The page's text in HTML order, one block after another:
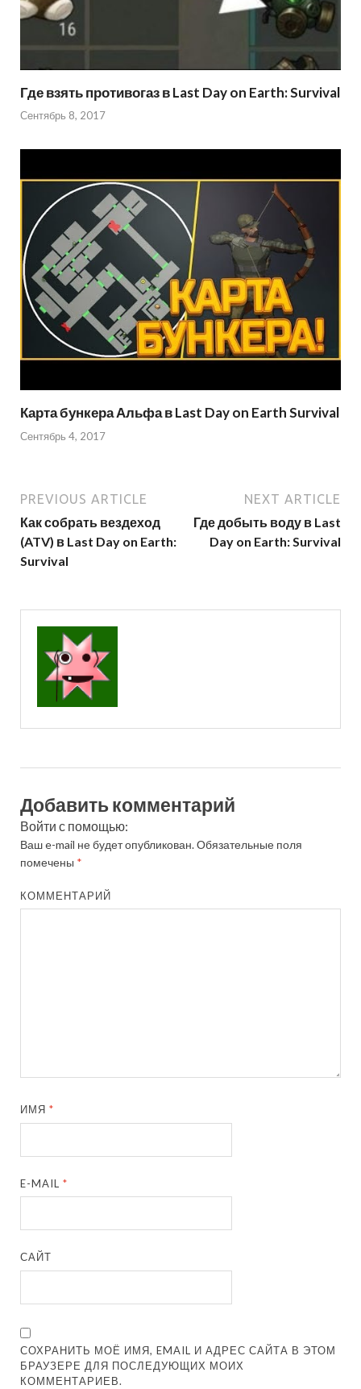
Где взять противогаз в Last Day on Earth: Survival
Сентябрь 8, 2017
Карта бункера Альфа в Last Day on Earth Survival
Сентябрь 4, 2017
PREVIOUS ARTICLE
Как собрать вездеход
(ATV) в Last Day on Earth:
Survival
NEXT ARTICLE
Где добыть воду в Last
Day on Earth: Survival
Добавить комментарий
Войти с помощью:
Ваш e-mail не будет опубликован.Обязательные поля
помечены *
КОММЕНТАРИЙ
ИМЯ*
E-MAIL*
САЙТ
СОХРАНИТЬ МОЁ ИМЯ, EMAIL И АДРЕС САЙТА В ЭТОМ
БРАУЗЕРЕ ДЛЯ ПОСЛЕДУЮЩИХ МОИХ
КОММЕНТАРИЕВ.